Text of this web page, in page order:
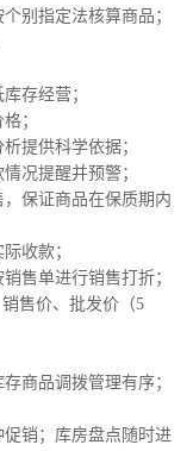
别指定法核算商品；
存经营；
；
提供科学依据；
况提醒并预警；
保证商品在保质期内
收款；
售单进行销售打折；
售价、批发价（5
商品调拨管理有序；
销；库房盘点随时进